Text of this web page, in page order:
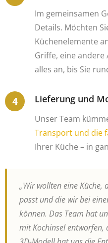
Im gemeinsamen
Details. Möchten
Küchenelemente
Griffe, eine andere
alles an, bis Sie
Lieferung und
Unser Team
Transport und die
Ihrer Küche – in
„Wir wollten eine Küche,
passt und die wir bei
können. Das Team hat
mit Kochinsel entworfen,